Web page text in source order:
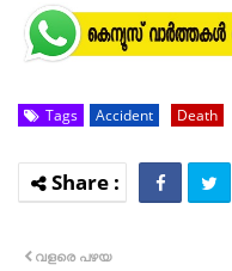
Tags Accident Death
വളരെ പഴയ